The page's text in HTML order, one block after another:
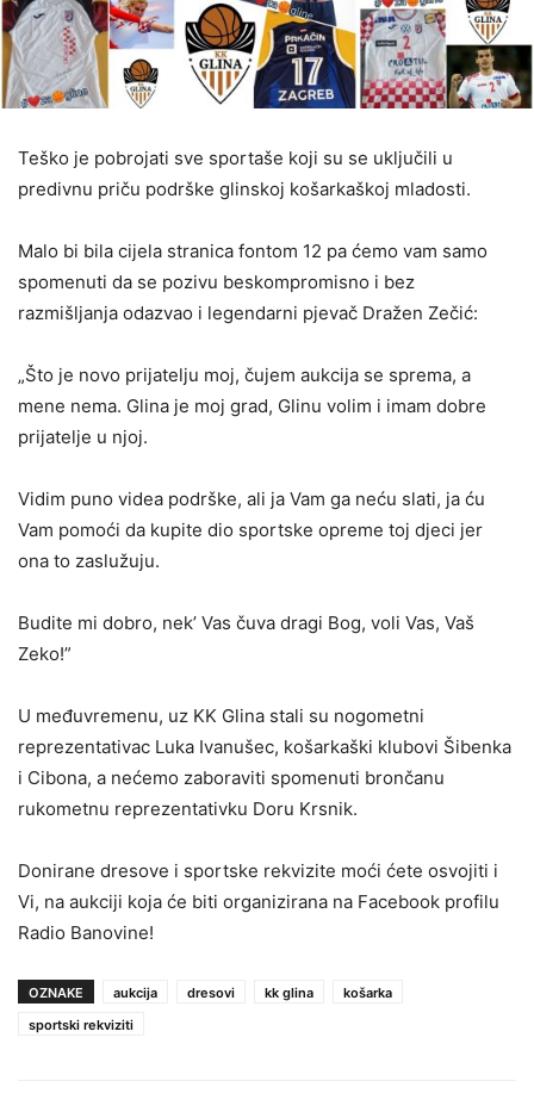
Teško je pobrojati sve sportaše koji su se uključili u
predivnu priču podrške glinskoj košarkaškoj mladosti.
Malo bi bila cijela stranica fontom 12 pa ćemo vam samo
spomenuti da se pozivu beskompromisno i bez
razmišljanja odazvao i legendarni pjevač Dražen Zečić:
„Što je novo prijatelju moj, čujem aukcija se sprema, a
mene nema. Glina je moj grad, Glinu volim i imam dobre
prijatelje u njoj.
Vidim puno videa podrške, ali ja Vam ga neću slati, ja ću
Vam pomoći da kupite dio sportske opreme toj djeci jer
ona to zaslužuju.
Budite mi dobro, nek’ Vas čuva dragi Bog, voli Vas, Vaš
Zeko!”
U međuvremenu, uz KK Glina stali su nogometni
reprezentativac Luka Ivanušec, košarkaški klubovi Šibenka
i Cibona, a nećemo zaboraviti spomenuti brončanu
rukometnu reprezentativku Doru Krsnik.
Donirane dresove i sportske rekvizite moći ćete osvojiti i
Vi, na aukciji koja će biti organizirana na Facebook profilu
Radio Banovine!
OZNAKE aukcija dresovi kk glina
košarka
sportski rekviziti